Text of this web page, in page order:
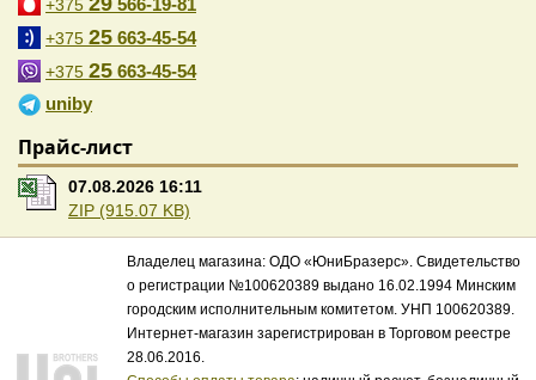
+375 566-19-81
+375 25 663-45-54
+375 25 663-45-54
uniby
Прайс-лист
07.08.2026 16:11
ZIP (915.07 KB)
Владелец магазина: ОДО «ЮниБразерс». Свидетельство
о регистрации №100620389 выдано 16.02.1994 Минским
городским исполнительным комитетом. УНП 100620389.
Интернет-магазин зарегистрирован в Торговом реестре
28.06.2016.